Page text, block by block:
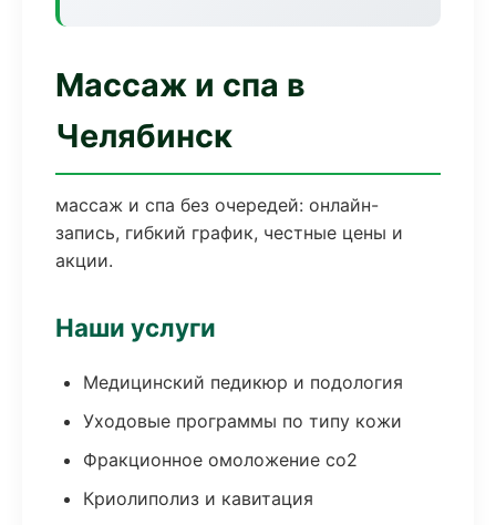
Массаж и спа в
Челябинск
массаж и спа без очередей: онлайн-
запись, гибкий график, честные цены и
акции.
Наши услуги
Медицинский педикюр и подология
Уходовые программы по типу кожи
Фракционное омоложение co2
Криолиполиз и кавитация